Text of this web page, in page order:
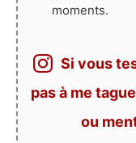
moments.
Si vous
pas à me
ou